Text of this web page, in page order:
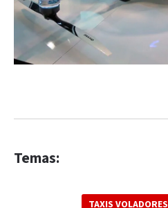
Temas:
TAXIS VOLADORES